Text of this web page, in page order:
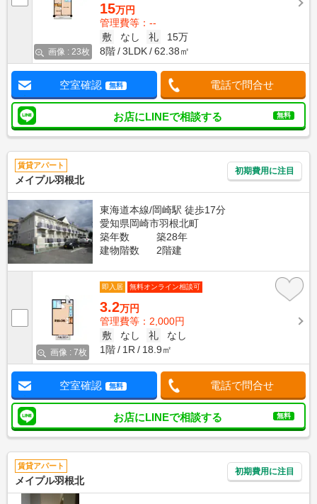
画像 : 23枚
15万円
管理費等：--
敷
なし 礼
15万
8階
3LDK 62.38㎡
空室確認 無料 電話で問合せ
お店にLINEで相談する 無料
賃貸アパート
メイプル羽根北
初期費用に注目
東海道本線/岡崎駅 徒歩17分
愛知県岡崎市羽根北町
築年数
築28年
建物階数
2階建
画像 : 7枚
即入居 無料オンライン相談可
3.2万円
管理費等：2,000円
敷
なし 礼
なし
1階
1R 18.9㎡
空室確認 無料 電話で問合せ
お店にLINEで相談する 無料
賃貸アパート
メイプル羽根北
初期費用に注目